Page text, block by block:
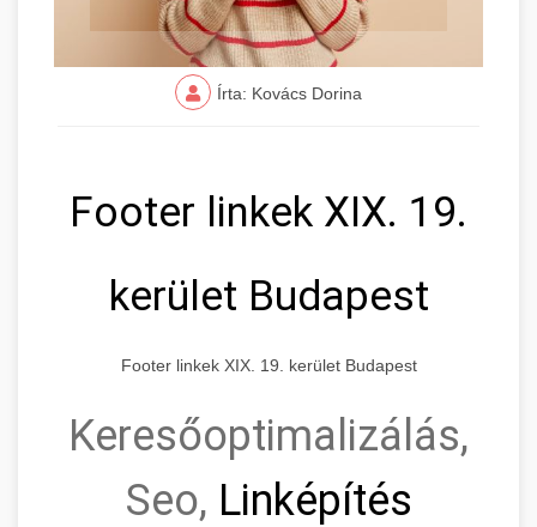
Írta: Kovács Dorina
Footer linkek XIX. 19.
kerület Budapest
Footer linkek XIX. 19. kerület Budapest
Keresőoptimalizálás,
Seo, Linképítés